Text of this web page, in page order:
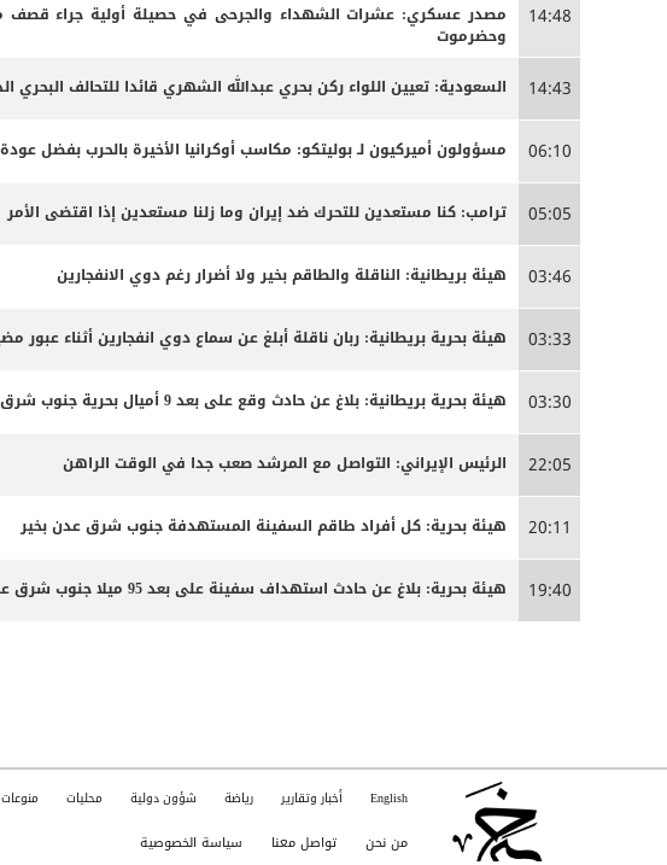
14:48
مصدر عسكري: عشرات الشهداء والجرحى ‏في حصيلة أولية جراء قصف
وحضرموت
14:43 السعودية: تعيين اللواء ركن بحري عبدالله الشهري قائدا للتحالف البحري
06:10 مسؤولون أميركيون لـ بوليتكو: مكاسب أوكرانيا الأخيرة بالحرب بفضل عودة
05:05 ترامب: كنا مستعدين للتحرك ضد إيران وما زلنا مستعدين إذا اقتضى الأمر
03:46 هيئة بريطانية: الناقلة والطاقم بخير ولا أضرار رغم دوي الانفجارين
03:33 هيئة بحرية بريطانية: ربان ناقلة أبلغ عن سماع دوي انفجارين أثناء عبور
03:30 هيئة بحرية بريطانية: بلاغ عن حادث وقع على بعد 9 أميال بحرية جنوب شرق كمزار في سلطنة عمان
22:05 الرئيس الإيراني: التواصل مع المرشد صعب جدا في الوقت الراهن
20:11 هيئة بحرية: كل أفراد طاقم السفينة المستهدفة جنوب شرق عدن بخير
19:40 هيئة بحرية: بلاغ عن حادث استهداف سفينة على بعد 95 ميلا جنوب شرق عدن
English أخبار وتقارير رياضة شؤون دولية محليات منوعات
من نحن تواصل معنا سياسة الخصوصية